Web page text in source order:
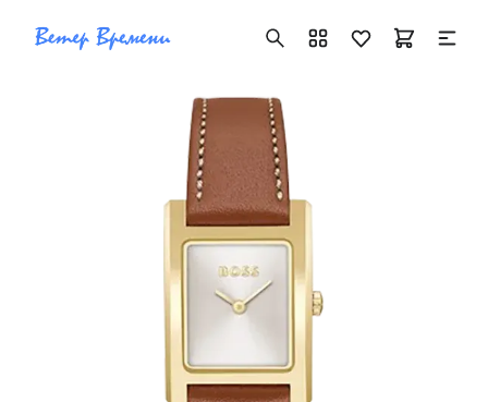
Авторизация
Каталог